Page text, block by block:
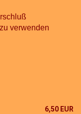
verwenden
6,50 EUR